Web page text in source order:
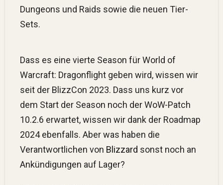
Dungeons und Raids sowie die neuen Tier-
Sets.
Dass es eine vierte Season für World of
Warcraft: Dragonflight geben wird, wissen wir
seit der BlizzCon 2023. Dass uns kurz vor
dem Start der Season noch der WoW-Patch
10.2.6 erwartet, wissen wir dank der Roadmap
2024 ebenfalls. Aber was haben die
Verantwortlichen von Blizzard sonst noch an
Ankündigungen auf Lager?